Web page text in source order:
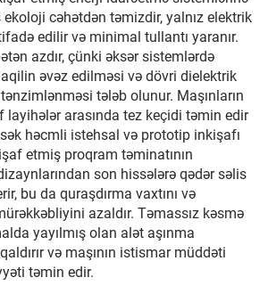
cəhətdən təmizdir, yalnız elektrik
edilir və minimal tullantı yaranır.
azdır, çünki əksər sistemlərdə
əvəz edilməsi və dövri dielektrik
tələb olunur. Maşınların
arasında tez keçidi təmin edir
həcmli istehsal və prototip inkişafı
etmiş proqram təminatının
son hissələrə qədər səlis
bu da quraşdırma vaxtını və
azaldır. Təmassız kəsmə
yayılmış olan alət aşınma
və maşının istismar müddəti
təmin edir.